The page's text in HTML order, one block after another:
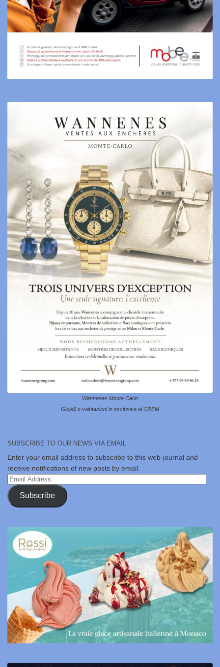
Wannenes Monte Carlo
Gioielli e valutazioni in esclusiva al CREM
SUBSCRIBE TO OUR NEWS VIA EMAIL
Enter your email address to subscribe to this web-journal and
receive notifications of new posts by email.
Email
Address
Subscribe